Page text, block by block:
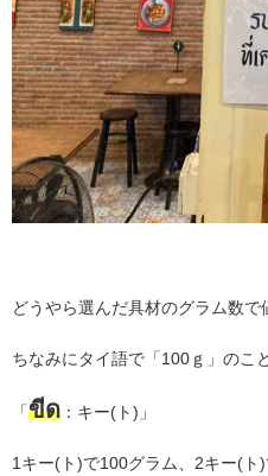
どうやら選んだ具材のグラム数で
ちなみにタイ語で「100ｇ」のこ
「ขีด ：キー(ト)」
1キー(ト)で100グラム、2キー(ト